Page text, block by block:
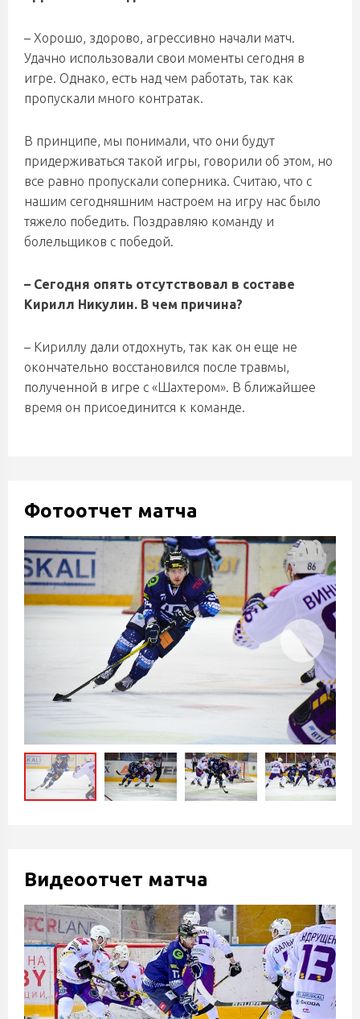
– Хорошо, здорово, агрессивно начали матч.
Удачно использовали свои моменты сегодня в
игре. Однако, есть над чем работать, так как
пропускали много контратак.
В принципе, мы понимали, что они будут
придерживаться такой игры, говорили об этом, но
все равно пропускали соперника. Считаю, что с
нашим сегодняшним настроем на игру нас было
тяжело победить. Поздравляю команду и
болельщиков с победой.
– Сегодня опять отсутствовал в составе
Кирилл Никулин. В чем причина?
– Кириллу дали отдохнуть, так как он еще не
окончательно восстановился после травмы,
полученной в игре с «Шахтером». В ближайшее
время он присоединится к команде.
Фотоотчет матча
Видеоотчет матча